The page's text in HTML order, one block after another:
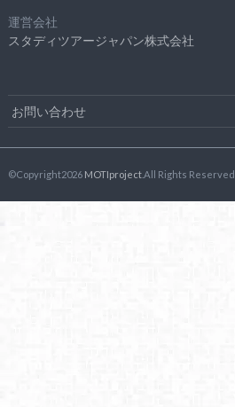
運営会社
スタディツアージャパン株式会社
お問い合わせ
©Copyright2026 MOTIproject.All Rights Reserved.